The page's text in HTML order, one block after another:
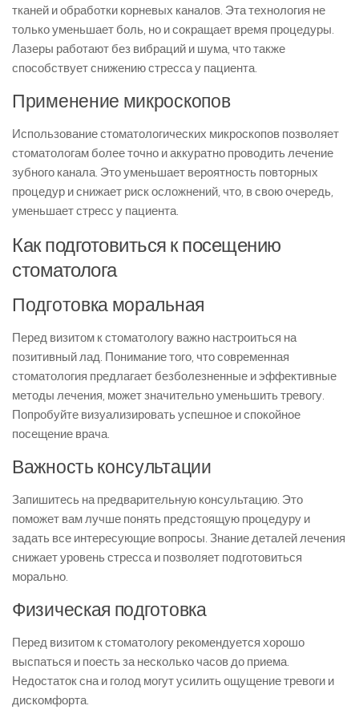
тканей и обработки корневых каналов. Эта технология не
только уменьшает боль, но и сокращает время процедуры.
Лазеры работают без вибраций и шума, что также
способствует снижению стресса у пациента.
Применение микроскопов
Использование стоматологических микроскопов позволяет
стоматологам более точно и аккуратно проводить лечение
зубного канала. Это уменьшает вероятность повторных
процедур и снижает риск осложнений, что, в свою очередь,
уменьшает стресс у пациента.
Как подготовиться к посещению
стоматолога
Подготовка моральная
Перед визитом к стоматологу важно настроиться на
позитивный лад. Понимание того, что современная
стоматология предлагает безболезненные и эффективные
методы лечения, может значительно уменьшить тревогу.
Попробуйте визуализировать успешное и спокойное
посещение врача.
Важность консультации
Запишитесь на предварительную консультацию. Это
поможет вам лучше понять предстоящую процедуру и
задать все интересующие вопросы. Знание деталей лечения
снижает уровень стресса и позволяет подготовиться
морально.
Физическая подготовка
Перед визитом к стоматологу рекомендуется хорошо
выспаться и поесть за несколько часов до приема.
Недостаток сна и голод могут усилить ощущение тревоги и
дискомфорта.